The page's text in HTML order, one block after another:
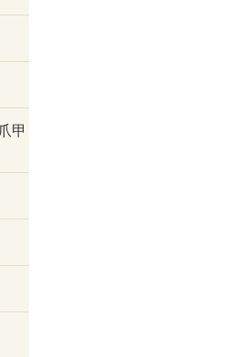
甲